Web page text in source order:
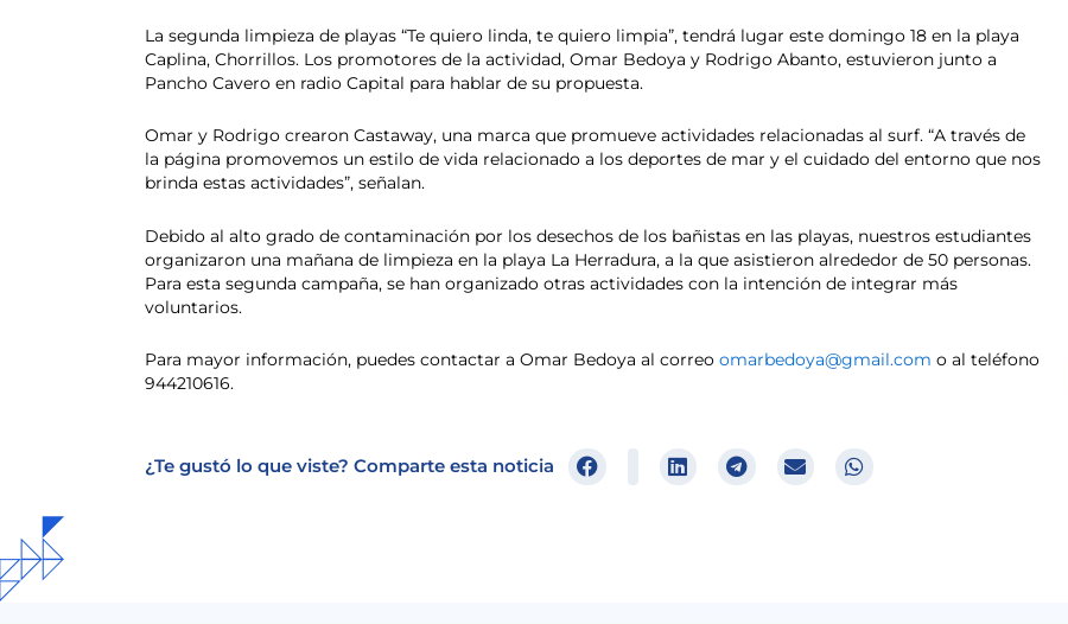
La segunda limpieza de playas “Te quiero linda, te quiero limpia”, tendrá lugar este domingo 18 en la playa
Caplina, Chorrillos. Los promotores de la actividad, Omar Bedoya y Rodrigo Abanto, estuvieron junto a
Pancho Cavero en radio Capital para hablar de su propuesta.
Omar y Rodrigo crearon Castaway, una marca que promueve actividades relacionadas al surf. “A través de
la página promovemos un estilo de vida relacionado a los deportes de mar y el cuidado del entorno que nos
brinda estas actividades”, señalan.
Debido al alto grado de contaminación por los desechos de los bañistas en las playas, nuestros estudiantes
organizaron una mañana de limpieza en la playa La Herradura, a la que asistieron alrededor de 50 personas.
Para esta segunda campaña, se han organizado otras actividades con la intención de integrar más
voluntarios.
Para mayor información, puedes contactar a Omar Bedoya al correo omarbedoya@gmail.com o al teléfono
944210616.
¿Te gustó lo que viste? Comparte esta noticia